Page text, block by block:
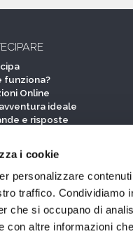
i cookie
personalizzare
traffico. Condividiamo
che si occupano di
con altre informazioni
funziona?
Online
ideale
e risposte
ufficiali
partner